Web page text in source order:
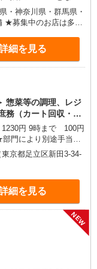
＋150円となります。
＋100円となります。
手当があります。
・神奈川県・群馬県・
★募集中のお店は多数
谷市、所沢市、富士
狭山市、川越市、入
、鶴ヶ島市、毛呂山
市、 羽生市、加須
、上里町、秩父市、
都＞ 江戸
子市、青梅市、東大
伊勢原市、相模原市
、印西市、佐倉市、
安市、富里市 ＜群
市、伊勢崎市、太田
市、小山市
細を見る
円 9時まで 100円
門により別途手当が
1280円（一律夜間
歳以上（高校生不可）
％UP ★評価制度で
日は更に時給100円
でご確認ください。
京都足立区新田3-34-
細を見る
NEW